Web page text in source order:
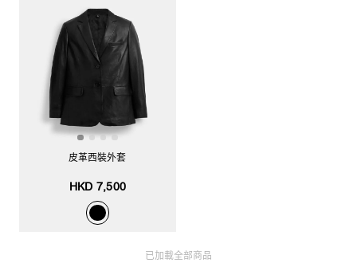
皮革西裝外套
HKD 7,500
已加載全部商品